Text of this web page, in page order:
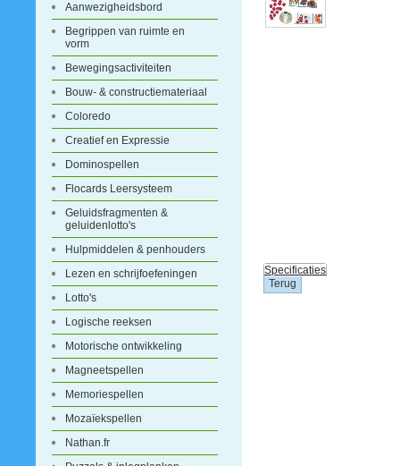
Aanwezigheidsbord
Begrippen van ruimte en
vorm
Bewegingsactiviteiten
Bouw- & constructiemateriaal
Coloredo
Creatief en Expressie
Dominospellen
Flocards Leersysteem
Geluidsfragmenten &
geluidenlotto's
Hulpmiddelen & penhouders
Lezen en schrijfoefeningen
Lotto's
Logische reeksen
Motorische ontwikkeling
Magneetspellen
Memoriespellen
Mozaïekspellen
Nathan.fr
Specificaties